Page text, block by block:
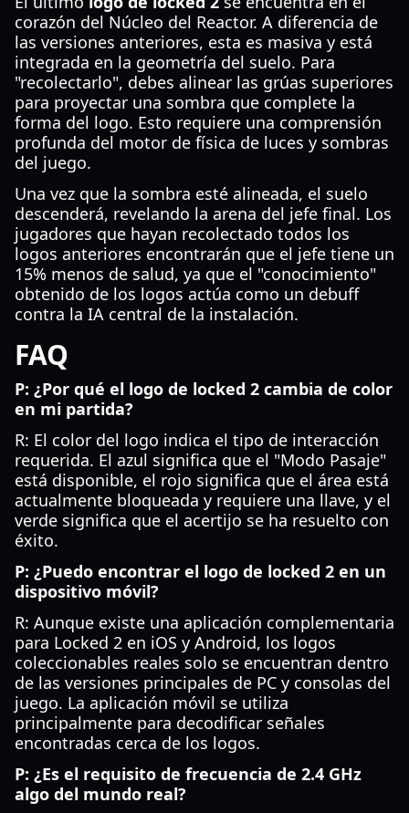
corazón del Núcleo del Reactor. A diferencia de
las versiones anteriores, esta es masiva y está
integrada en la geometría del suelo. Para
"recolectarlo", debes alinear las grúas superiores
para proyectar una sombra que complete la
forma del logo. Esto requiere una comprensión
profunda del motor de física de luces y sombras
del juego.
Una vez que la sombra esté alineada, el suelo
descenderá, revelando la arena del jefe final. Los
jugadores que hayan recolectado todos los
logos anteriores encontrarán que el jefe tiene un
15% menos de salud, ya que el "conocimiento"
obtenido de los logos actúa como un debuff
contra la IA central de la instalación.
FAQ
P: ¿Por qué el logo de locked 2 cambia de color
en mi partida?
R: El color del logo indica el tipo de interacción
requerida. El azul significa que el "Modo Pasaje"
está disponible, el rojo significa que el área está
actualmente bloqueada y requiere una llave, y el
verde significa que el acertijo se ha resuelto con
éxito.
P: ¿Puedo encontrar el logo de locked 2 en un
dispositivo móvil?
R: Aunque existe una aplicación complementaria
para Locked 2 en iOS y Android, los logos
coleccionables reales solo se encuentran dentro
de las versiones principales de PC y consolas del
juego. La aplicación móvil se utiliza
principalmente para decodificar señales
encontradas cerca de los logos.
P: ¿Es el requisito de frecuencia de 2.4 GHz
algo del mundo real?